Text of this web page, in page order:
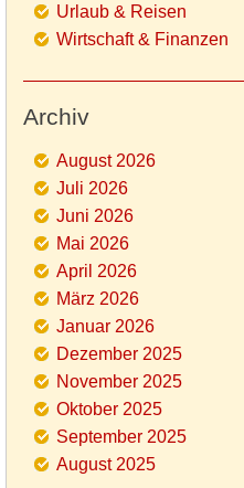
Urlaub & Reisen
Wirtschaft & Finanzen
Archiv
August 2026
Juli 2026
Juni 2026
Mai 2026
April 2026
März 2026
Januar 2026
Dezember 2025
November 2025
Oktober 2025
September 2025
August 2025